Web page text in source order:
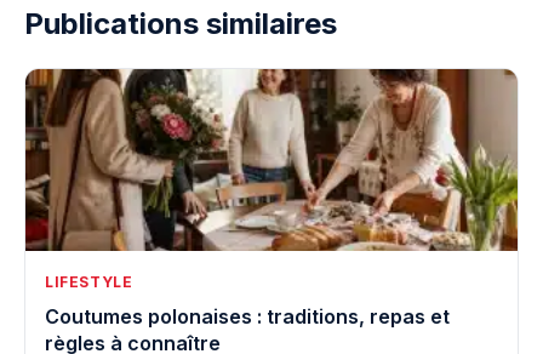
Publications similaires
LIFESTYLE
Coutumes polonaises : traditions, repas et
règles à connaître